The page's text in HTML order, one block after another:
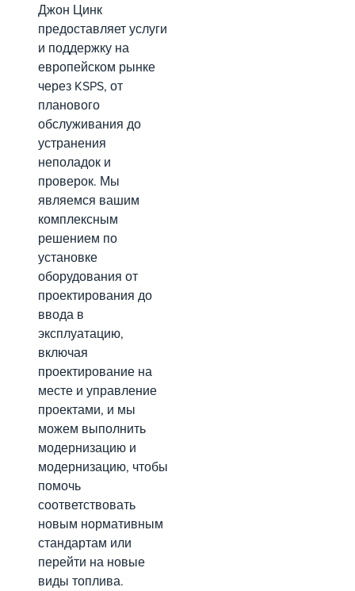
Джон Цинк
предоставляет услуги
и поддержку на
европейском рынке
через KSPS, от
планового
обслуживания до
устранения
неполадок и
проверок. Мы
являемся вашим
комплексным
решением по
установке
оборудования от
проектирования до
ввода в
эксплуатацию,
включая
проектирование на
месте и управление
проектами, и мы
можем выполнить
модернизацию и
модернизацию, чтобы
помочь
соответствовать
новым нормативным
стандартам или
перейти на новые
виды топлива.